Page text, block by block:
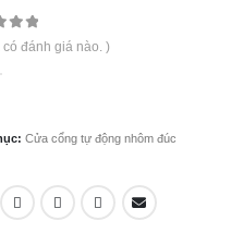
of 5
đánh giá nào. )
Cửa cổng tự động nhôm đúc